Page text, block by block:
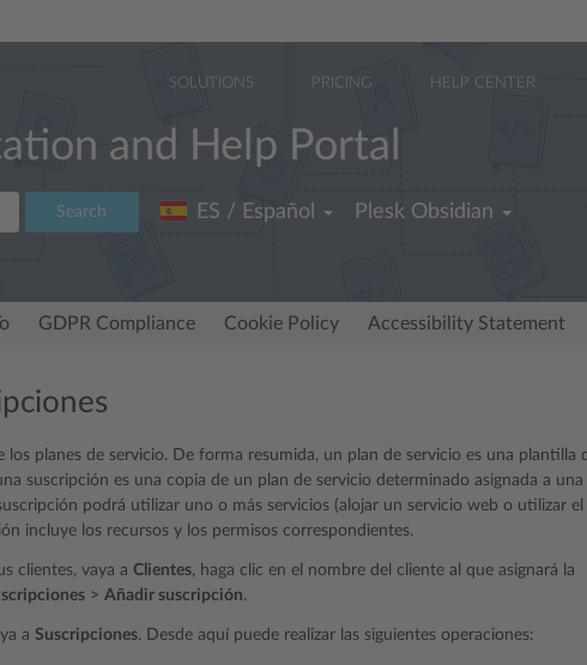
SOLUTIONS PRICING HELP CENTER
and Help Portal
Search ES / Español Plesk Obsidian
GDPR Compliance Cookie Policy Accessibility Statement
los planes de servicio. De forma resumida, un plan de servicio es una plantilla
suscripción es una copia de un plan de servicio determinado asignada a una
podrá utilizar uno o más servicios (alojar un servicio web o utilizar el
incluye los recursos y los permisos correspondientes.
clientes, vaya a Clientes, haga clic en el nombre del cliente al que asignará la
> Añadir suscripción.
a Suscripciones. Desde aquí puede realizar las siguientes operaciones: